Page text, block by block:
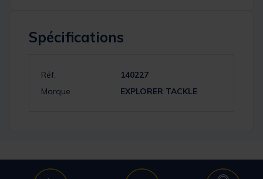
Spécifications
Réf.
140227
Marque
EXPLORER TACKLE